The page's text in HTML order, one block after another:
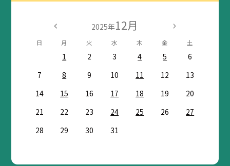
2025年12月
日 月 火 水 木 金 土
1 2 3 4 5
6
7
8 9 10 11 12
13
14
15 16 17 18 19
20
21
22 23 24 25 26
27
28
29 30 31